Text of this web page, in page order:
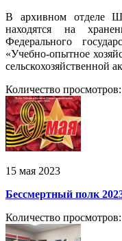
В архивном отделе
находятся на
Федерального
«Учебно-опытное
сельскохозяйственной
Количество
15 мая 2023
Бессмертный полк
Количество просмотров: